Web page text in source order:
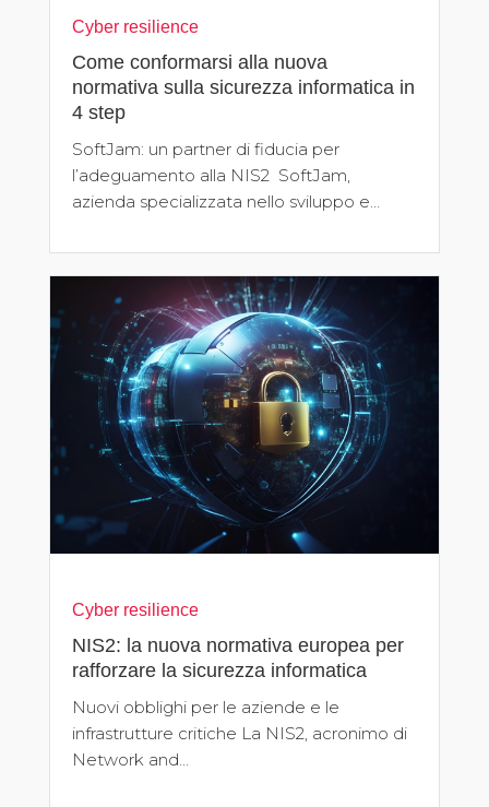
Cyber resilience
Come conformarsi alla nuova
normativa sulla sicurezza informatica in
4 step
SoftJam: un partner di fiducia per
l’adeguamento alla NIS2 SoftJam,
azienda specializzata nello sviluppo e…
Cyber resilience
NIS2: la nuova normativa europea per
rafforzare la sicurezza informatica
Nuovi obblighi per le aziende e le
infrastrutture critiche La NIS2, acronimo di
Network and…